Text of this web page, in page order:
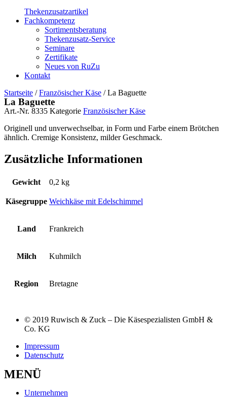
Thekenzusatzartikel
Fachkompetenz
Sortimentsberatung
Thekenzusatz-Service
Seminare
Zertifikate
Neues von RuZu
Kontakt
Startseite /Französischer Käse / La Baguette
La Baguette
Art.-Nr. 8335 Kategorie Französischer Käse
Originell und unverwechselbar, in Form und Farbe einem Brötchen
ähnlich. Cremige Konsistenz, milder Geschmack.
Zusätzliche Informationen
Gewicht 0,2 kg
Käsegruppe Weichkäse mit Edelschimmel
Land Frankreich
Milch Kuhmilch
Region Bretagne
© 2019 Ruwisch & Zuck – Die Käsespezialisten GmbH &
Co. KG
Impressum
Datenschutz
MENÜ
Unternehmen